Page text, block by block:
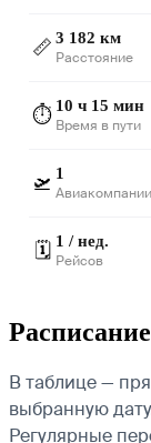
📏 3 182 км
Расстояние
⏱️ 10 ч 15 мин
Время в пути
🛫 1
Авиакомпании
🗓️ 1 / нед.
Рейсов
В таблице —
выбранную
Регулярные